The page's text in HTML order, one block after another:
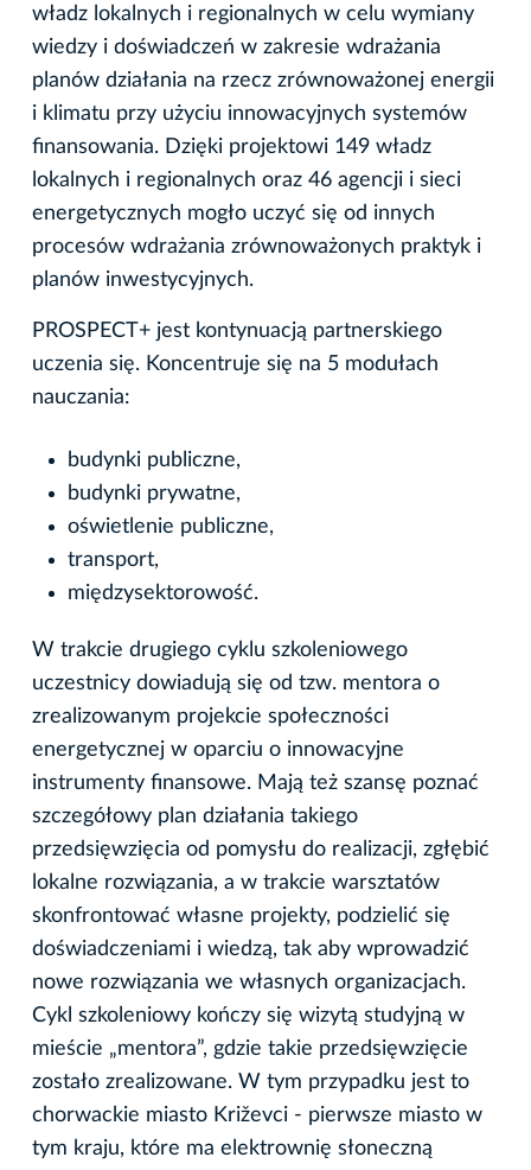
władz lokalnych i regionalnych w celu wymiany
wiedzy i doświadczeń w zakresie wdrażania
planów działania na rzecz zrównoważonej energii
i klimatu przy użyciu innowacyjnych systemów
finansowania. Dzięki projektowi 149 władz
lokalnych i regionalnych oraz 46 agencji i sieci
energetycznych mogło uczyć się od innych
procesów wdrażania zrównoważonych praktyk i
planów inwestycyjnych.
PROSPECT+ jest kontynuacją partnerskiego
uczenia się. Koncentruje się na 5 modułach
nauczania:
budynki publiczne,
budynki prywatne,
oświetlenie publiczne,
transport,
międzysektorowość.
W trakcie drugiego cyklu szkoleniowego
uczestnicy dowiadują się od tzw. mentora o
zrealizowanym projekcie społeczności
energetycznej w oparciu o innowacyjne
instrumenty finansowe. Mają też szansę poznać
szczegółowy plan działania takiego
przedsięwzięcia od pomysłu do realizacji, zgłębić
lokalne rozwiązania, a w trakcie warsztatów
skonfrontować własne projekty, podzielić się
doświadczeniami i wiedzą, tak aby wprowadzić
nowe rozwiązania we własnych organizacjach.
Cykl szkoleniowy kończy się wizytą studyjną w
mieście „mentora”, gdzie takie przedsięwzięcie
zostało zrealizowane. W tym przypadku jest to
chorwackie miasto Križevci - pierwsze miasto w
tym kraju, które ma elektrownię słoneczną